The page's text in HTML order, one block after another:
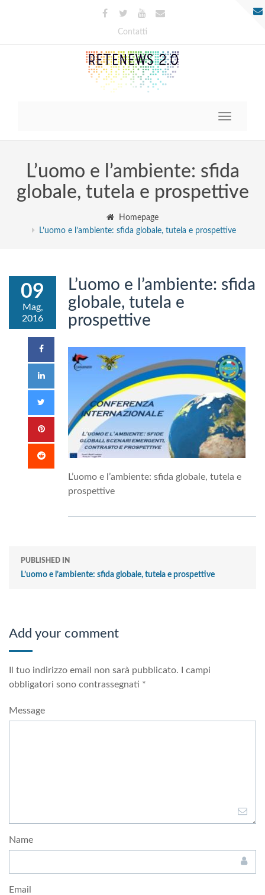
Contatti
Toggle
L’uomo e l’ambiente: sfida
globale, tutela e prospettive
Homepage
L’uomo e l’ambiente: sfida globale, tutela e prospettive
09
Mag,
2016
L’uomo e l’ambiente: sfida
globale, tutela e
prospettive
L’uomo e l’ambiente: sfida globale, tutela e
prospettive
PUBLISHED IN
L’uomo e l’ambiente: sfida globale, tutela e prospettive
Add your comment
Il tuo indirizzo email non sarà pubblicato. I campi
obbligatori sono contrassegnati *
Message
Name
Email